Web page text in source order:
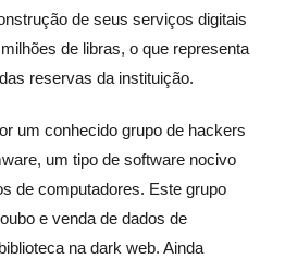
de seus serviços digitais
de libras, o que representa
reservas da instituição.
um conhecido grupo de hackers
um tipo de software nocivo
de computadores. Este grupo
e venda de dados de
na dark web. Ainda